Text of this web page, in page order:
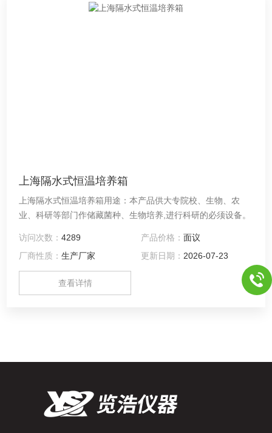
上海隔水式恒温培养箱
上海隔水式恒温培养箱用途：本产品供大专院校、生物、农
业、科研等部门作储藏菌种、生物培养,进行科研的必须设备。
访问次数：4289 产品价格： 面议
厂商性质：生产厂家 更新日期： 2026-07-23
查看详情